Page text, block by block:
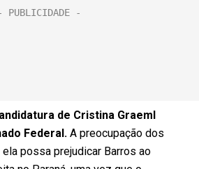
de Cristina Graeml
Federal. A preocupação dos
possa prejudicar Barros ao